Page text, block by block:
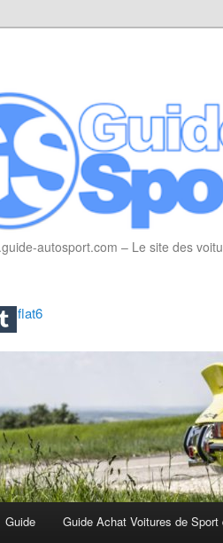
autosport.com – Le site des
flat6
Guide Guide Achat Voitures de